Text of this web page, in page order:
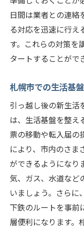
日間は業者との連絡
る対応を迅速に行え
す。これらの対策を
タートすることがで
札幌市での生活基
引っ越し後の新生活
は、生活基盤を整え
票の移動や転入届の
により、市内のさま
ができるようになり
気、ガス、水道など
いましょう。さらに
下鉄のルートを事前
層便利になります。